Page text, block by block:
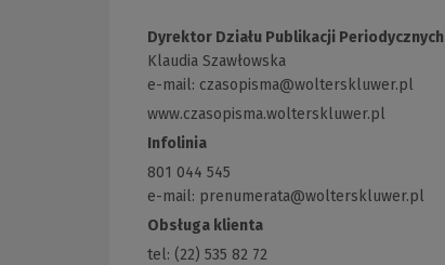
Dyrektor Działu Publikacji Periodycznych
Klaudia Szawłowska
e-mail: czasopisma@wolterskluwer.pl
www.czasopisma.wolterskluwer.pl
strony)
Infolinia
801 044 545
e-mail: prenumerata@wolterskluwer.pl
Obsługa klienta
tel: (22) 535 82 72